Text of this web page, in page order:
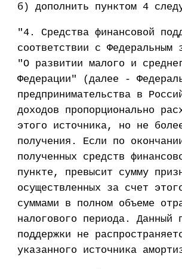
б) дополнить пунктом 4
"4. Средства финансовой
соответствии с
"О развитии малого и
Федерации" (далее -
предпринимательства в
доходов пропорционально
этого источника, но не
получения. Если по
полученных средств
пункте, превысит сумму
осуществленных за счет
суммами в полном объеме
налогового периода. Данный
поддержки не
указанного источника